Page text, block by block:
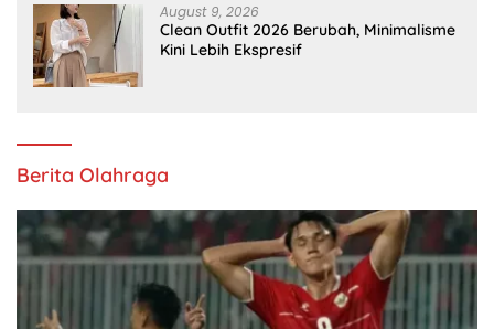
August 9, 2026
Clean Outfit 2026 Berubah, Minimalisme
Kini Lebih Ekspresif
Berita Olahraga